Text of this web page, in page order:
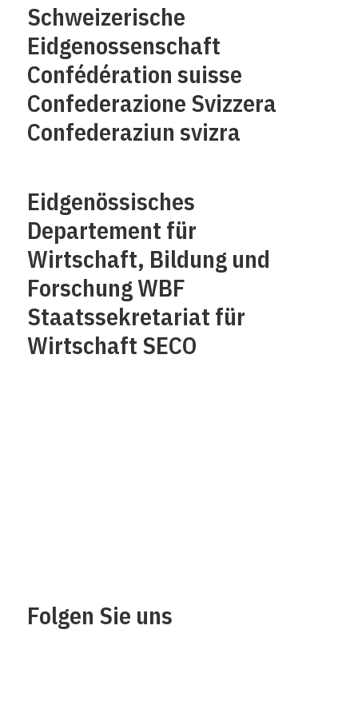
Schweizerische
Eidgenossenschaft
Confédération suisse
Confederazione Svizzera
Confederaziun svizra
Eidgenössisches
Departement für
Wirtschaft, Bildung und
Forschung WBF
Staatssekretariat für
Wirtschaft SECO
Folgen Sie uns